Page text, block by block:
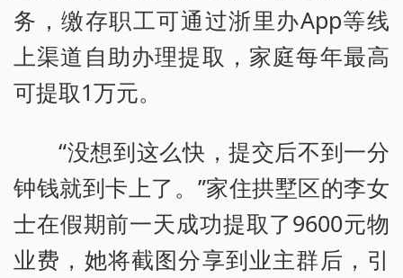
务，缴存职工可通过浙里办App等线
上渠道自助办理提取，家庭每年最高
可提取1万元。
“没想到这么快，提交后不到一分
钟钱就到卡上了。”家住拱墅区的李女
士在假期前一天成功提取了9600元物
业费，她将截图分享到业主群后，引